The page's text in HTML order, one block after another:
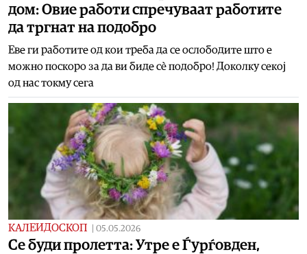
дом: Овие работи спречуваат работите
да тргнат на подобро
Еве ги работите од кои треба да се ослободите што е
можно поскоро за да ви биде сè подобро! Доколку секој
од нас токму сега
КАЛЕИДОСКОП 05.05.2026
Се буди пролетта: Утре е Ѓурѓовден,